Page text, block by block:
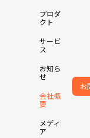
お問い合わせ
お問い合わせ
お問い合わせ
プロダ
クト
サービ
ス
お知ら
せ
会社概
要
メディ
ア
お